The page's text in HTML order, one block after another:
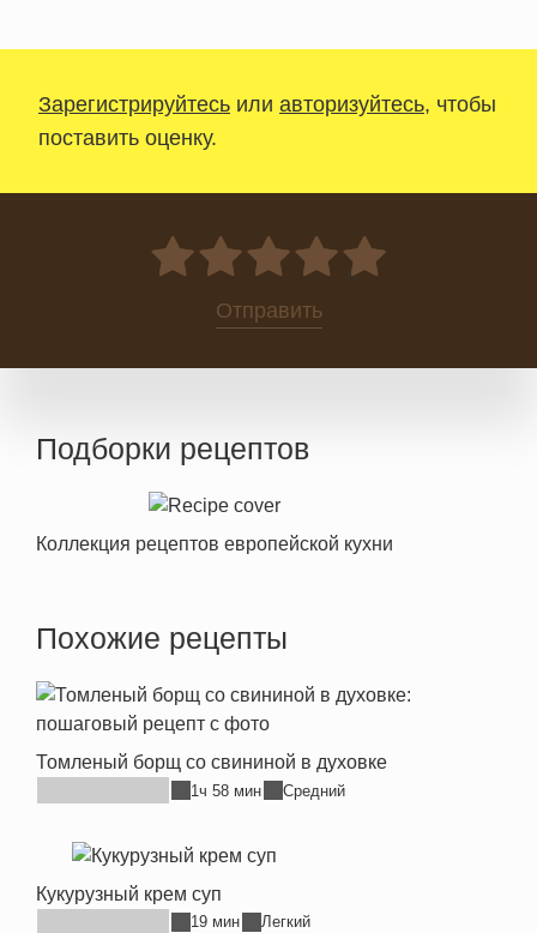
Зарегистрируйтесь или авторизуйтесь, чтобы
поставить оценку.
0
Отправить
Подборки рецептов
Коллекция рецептов европейской кухни
Похожие рецепты
Томленый борщ со свининой в духовке
1ч 58 мин Средний
Кукурузный крем суп
19 мин Легкий